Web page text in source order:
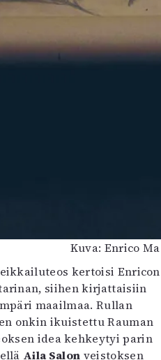
Kuva: Enrico
kertoisi Enricon
siihen kirjattaisiin
maailmaa. Rullan
onkin ikuistettu Rauman
idea kehkeytyi parin
Aila Salon veistoksen